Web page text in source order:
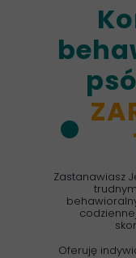
Zastanawiasz
Oferuję